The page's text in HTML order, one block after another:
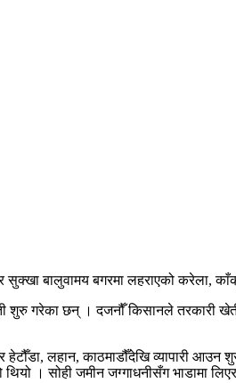
बालुवामय बगरमा लहराएको करेला,
शुरु गरेका छन् । दजनौँ किसानले तरकारी
लहान, काठमाडौँदेखि व्यापारी
। सोही जमीन जग्गाधनीसँग भाडामा